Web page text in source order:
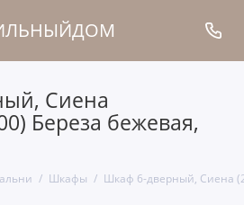
Сиена
Береза бежевая,
Шкафы Шкаф 6-дверный, Сиена